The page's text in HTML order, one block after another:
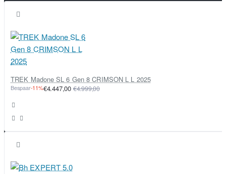
TREK Madone SL 6 Gen 8 CRIMSON L L 2025
Bespaar-11%€4.447,00 €4.999,00